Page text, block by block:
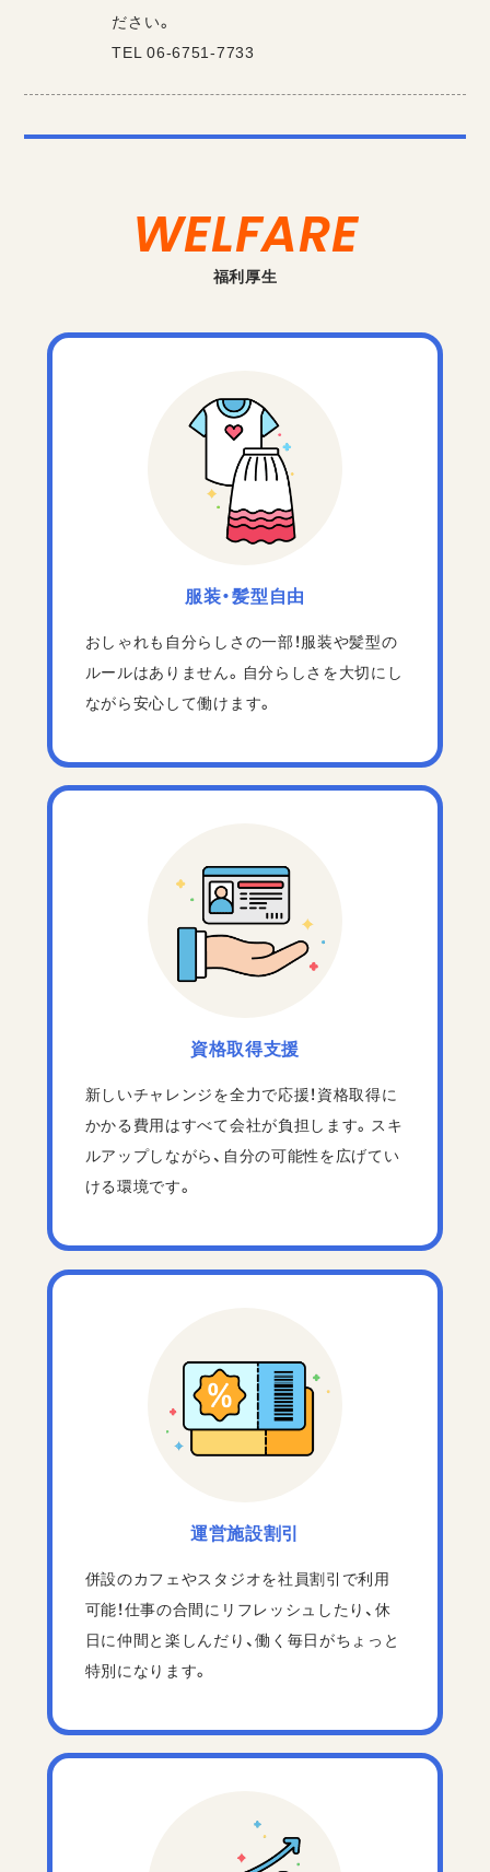
ださい。
TEL06-6751-7733
WELFARE
福利厚生
服装・髪型自由
おしゃれも自分らしさの一部！服装や髪型の
ルールはありません。自分らしさを大切にし
ながら安心して働けます。
資格取得支援
新しいチャレンジを全力で応援！資格取得に
かかる費用はすべて会社が負担します。スキ
ルアップしながら、自分の可能性を広げてい
ける環境です。
運営施設割引
併設のカフェやスタジオを社員割引で利用
可能！仕事の合間にリフレッシュしたり、休
日に仲間と楽しんだり、働く毎日がちょっと
特別になります。